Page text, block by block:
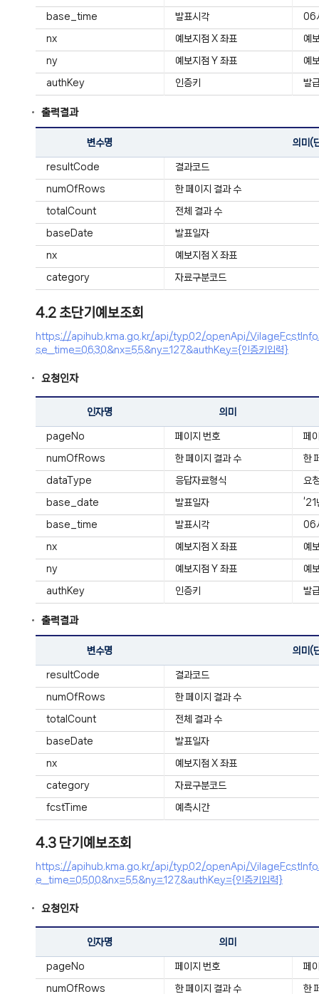
base_time 발표시각 06
nx 예보지점 X 좌표 예
ny 예보지점 Y 좌표 예
authKey 인증키 발
출력결과
변수명 의미(
resultCode 결과코드
numOfRows 한 페이지 결과 수
totalCount 전체 결과 수
baseDate 발표일자
nx 예보지점 X 좌표
category 자료구분코드
4.2 초단기예보조회
https://apihub.kma.go.kr/api/typ02/openApi/
se_time=0630&nx=55&ny=127&authKey={인증키입력}
요청인자
인자명 의미
pageNo 페이지 번호 페
numOfRows 한 페이지 결과 수 한
dataType 응답자료형식 요
base_date 발표일자
base_time 발표시각 06
nx 예보지점 X 좌표 예
ny 예보지점 Y 좌표 예
authKey 인증키 발
출력결과
변수명 의미(
resultCode 결과코드
numOfRows 한 페이지 결과 수
totalCount 전체 결과 수
baseDate 발표일자
nx 예보지점 X 좌표
category 자료구분코드
fcstTime 예측시간
4.3 단기예보조회
https://apihub.kma.go.kr/api/typ02/openApi/
e_time=0500&nx=55&ny=127&authKey={인증키입력}
요청인자
인자명 의미
pageNo 페이지 번호 페
numOfRows 한 페이지 결과 수 한